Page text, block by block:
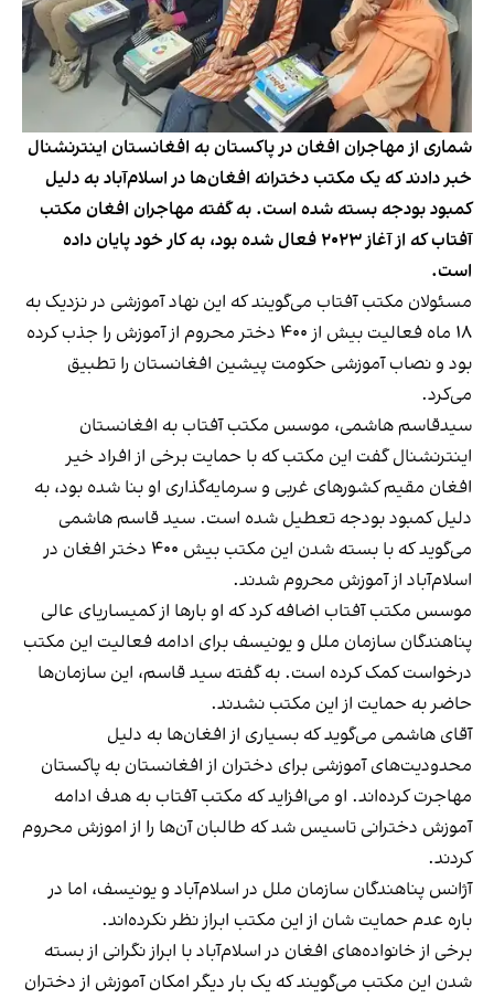
شماری از مهاجران افغان در پاکستان به افغانستان اینترنشنال
خبر دادند که یک مکتب دخترانه افغان‌ها در اسلام‌آباد به دلیل
کمبود بودجه بسته شده است. به گفته مهاجران افغان مکتب
آفتاب که از آغاز ۲۰۲۳ فعال شده بود، به کار خود پایان داده
است.
مسئولان مکتب آفتاب می‌گویند که این نهاد آموزشی در نزدیک به
۱۸ ماه فعالیت بیش از ۴۰۰ دختر محروم از آموزش را جذب کرده
بود و نصاب آموزشی حکومت پیشین افغانستان را تطبیق
می‌کرد.
سیدقاسم هاشمی، موسس مکتب آفتاب به افغانستان
اینترنشنال گفت این مکتب که با حمایت برخی از افراد خیر
افغان مقیم کشورهای غربی و سرمایه‌گذاری او بنا شده بود، به
دلیل کمبود بودجه تعطیل شده است. سید قاسم هاشمی
می‌گوید که با بسته شدن این مکتب بیش ۴۰۰ دختر افغان در
اسلام‌آباد از آموزش محروم شدند.
موسس مکتب آفتاب اضافه کرد که او بارها از کمیساریای عالی
پناهندگان سازمان ملل و یونیسف برای ادامه فعالیت این مکتب
درخواست کمک کرده است. به گفته سید قاسم، این سازمان‌ها
حاضر به حمایت از این مکتب نشدند.
آقای هاشمی می‌گوید که بسیاری از افغان‌ها به دلیل
محدودیت‌های آموزشی برای دختران از افغانستان به پاکستان
مهاجرت کرده‌اند. او می‌افزاید که مکتب آفتاب به هدف ادامه
آموزش دخترانی تاسیس شد که طالبان آن‌ها را از اموزش محروم
کردند.
آژانس پناهندگان سازمان ملل در اسلام‌آباد و یونیسف، اما در
باره عدم حمایت شان از این مکتب ابراز نظر نکرده‌اند.
برخی از خانواده‌های افغان در اسلام‌آباد با ابراز نگرانی از بسته
شدن این مکتب می‌گویند که یک بار دیگر امکان آموزش از دختران